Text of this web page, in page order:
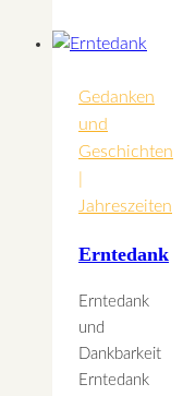
machen
Luft“
Gedanken
und
Geschichten
Jahreszeiten
Erntedank
Erntedank
und
Dankbarkeit
Erntedank